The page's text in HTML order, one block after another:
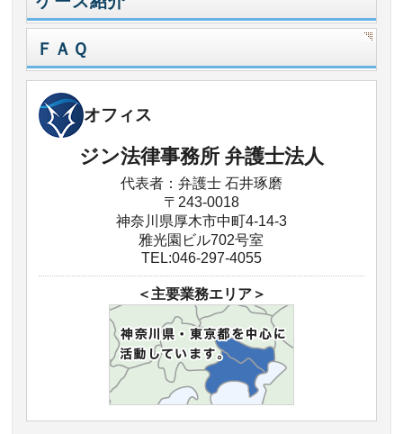
ＦＡＱ
オフィス
ジン法律事務所 弁護士法人
代表者：弁護士 石井琢磨
〒243-0018
神奈川県厚木市中町4-14-3
雅光園ビル702号室
TEL:046-297-4055
＜主要業務エリア＞